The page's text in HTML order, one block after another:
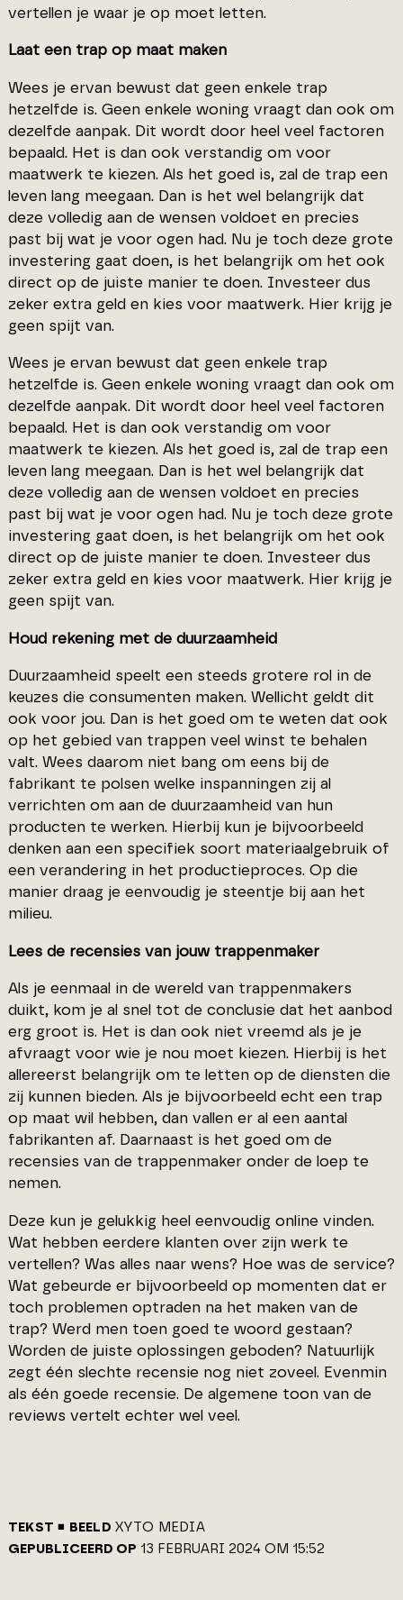
vertellen je waar je op moet letten.
Laat een trap op maat maken
Wees je ervan bewust dat geen enkele trap
hetzelfde is. Geen enkele woning vraagt dan ook om
dezelfde aanpak. Dit wordt door heel veel factoren
bepaald. Het is dan ook verstandig om voor
maatwerk te kiezen. Als het goed is, zal de trap een
leven lang meegaan. Dan is het wel belangrijk dat
deze volledig aan de wensen voldoet en precies
past bij wat je voor ogen had. Nu je toch deze grote
investering gaat doen, is het belangrijk om het ook
direct op de juiste manier te doen. Investeer dus
zeker extra geld en kies voor maatwerk. Hier krijg je
geen spijt van.
Wees je ervan bewust dat geen enkele trap
hetzelfde is. Geen enkele woning vraagt dan ook om
dezelfde aanpak. Dit wordt door heel veel factoren
bepaald. Het is dan ook verstandig om voor
maatwerk te kiezen. Als het goed is, zal de trap een
leven lang meegaan. Dan is het wel belangrijk dat
deze volledig aan de wensen voldoet en precies
past bij wat je voor ogen had. Nu je toch deze grote
investering gaat doen, is het belangrijk om het ook
direct op de juiste manier te doen. Investeer dus
zeker extra geld en kies voor maatwerk. Hier krijg je
geen spijt van.
Houd rekening met de duurzaamheid
Duurzaamheid speelt een steeds grotere rol in de
keuzes die consumenten maken. Wellicht geldt dit
ook voor jou. Dan is het goed om te weten dat ook
op het gebied van trappen veel winst te behalen
valt. Wees daarom niet bang om eens bij de
fabrikant te polsen welke inspanningen zij al
verrichten om aan de duurzaamheid van hun
producten te werken. Hierbij kun je bijvoorbeeld
denken aan een specifiek soort materiaalgebruik of
een verandering in het productieproces. Op die
manier draag je eenvoudig je steentje bij aan het
milieu.
Lees de recensies van jouw trappenmaker
Als je eenmaal in de wereld van trappenmakers
duikt, kom je al snel tot de conclusie dat het aanbod
erg groot is. Het is dan ook niet vreemd als je je
afvraagt voor wie je nou moet kiezen. Hierbij is het
allereerst belangrijk om te letten op de diensten die
zij kunnen bieden. Als je bijvoorbeeld echt een trap
op maat wil hebben, dan vallen er al een aantal
fabrikanten af. Daarnaast is het goed om de
recensies van de trappenmaker onder de loep te
nemen.
Deze kun je gelukkig heel eenvoudig online vinden.
Wat hebben eerdere klanten over zijn werk te
vertellen? Was alles naar wens? Hoe was de service?
Wat gebeurde er bijvoorbeeld op momenten dat er
toch problemen optraden na het maken van de
trap? Werd men toen goed te woord gestaan?
Worden de juiste oplossingen geboden? Natuurlijk
zegt één slechte recensie nog niet zoveel. Evenmin
als één goede recensie. De algemene toon van de
reviews vertelt echter wel veel.
TEKST BEELD XYTO MEDIA
GEPUBLICEERD OP 13 FEBRUARI 2024 OM 15:52